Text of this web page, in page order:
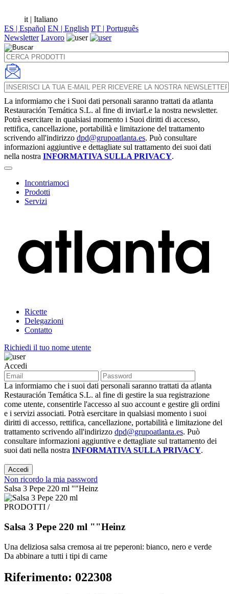
it | Italiano
ES | Español EN | English PT | Português
Newsletter Lavoro
La informiamo che i Suoi dati personali saranno trattati da atlanta
Restauración Temática S.L. al fine di inviarLe la nostra newsletter.
Potrà esercitare in qualsiasi momento i Suoi diritti di accesso,
rettifica, cancellazione, portabilità e limitazione del trattamento
scrivendo all'indirizzo dpd@grupoatlanta.es. Può consultare
informazioni aggiuntive e dettagliate sul trattamento dei suoi dati
nella nostra INFORMATIVA SULLA PRIVACY.
Incontriamoci
Prodotti
Servizi
Ricette
Delegazioni
Contatto
Richiedi il tuo nome utente
Accedi
La informiamo che i suoi dati personali saranno trattati da atlanta
Restauración Temática S.L. al fine di gestire la sua registrazione
come utente, consentirle l'accesso al suo account e gestire gli ordini
e i servizi associati. Potrà esercitare in qualsiasi momento i suoi
diritti di accesso, rettifica, cancellazione, portabilità e limitazione del
trattamento scrivendo all'indirizzo dpd@grupoatlanta.es. Può
consultare informazioni aggiuntive e dettagliate sul trattamento dei
suoi dati nella nostra INFORMATIVA SULLA PRIVACY.
Accedi
Non ricordo la mia password
Salsa 3 Pepe 220 ml ""Heinz
PRODOTTI /
Salsa 3 Pepe 220 ml ""Heinz
Una deliziosa salsa cremosa ai tre peperoni: bianco, nero e verde
Da abbinare a tutti i tipi di carne
Riferimento: 022308